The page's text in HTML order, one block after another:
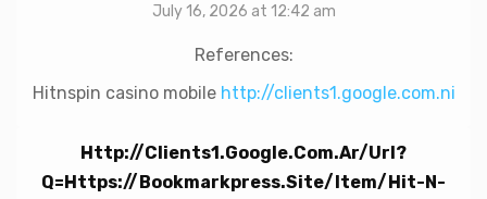
July 16, 2026 at 12:42 am
References:
Hitnspin casino mobile http://clients1.google.com.ni
Http://clients1.google.com.ar/url?
Q=https://bookmarkpress.site/item/hit-N-